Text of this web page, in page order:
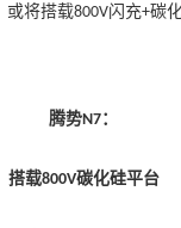
或将搭载800V闪充+碳
腾势N7：
搭载800V碳化硅平台